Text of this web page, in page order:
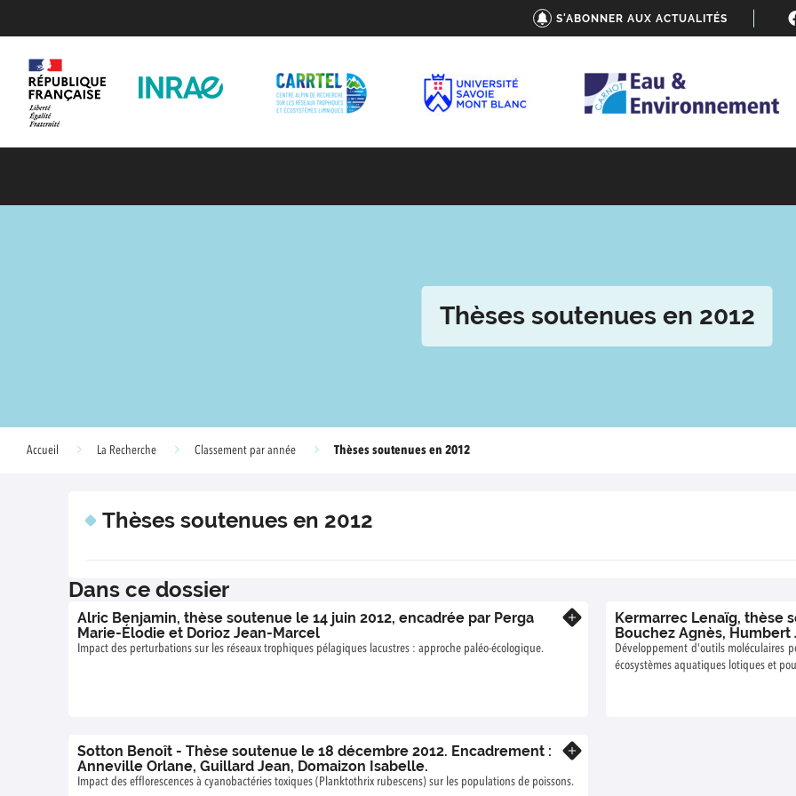
S'ABONNER AUX ACTUALITÉS
Thèses soutenues en 2012
Accueil La Recherche Classement par année Thèses soutenues en 2012
Thèses soutenues en 2012
Dans ce dossier
Alric Benjamin, thèse soutenue le 14 juin 2012, encadrée par Perga
Marie-Élodie et Dorioz Jean-Marcel
Impact des perturbations sur les réseaux trophiques pélagiques lacustres : approche paléo-écologique.
Kermarrec Lenaïg, thèse
Bouchez Agnès, Humbert
Développement d'outils moléculaires
écosystèmes aquatiques lotiques et
Sotton Benoît - Thèse soutenue le 18 décembre 2012. Encadrement :
Anneville Orlane, Guillard Jean, Domaizon Isabelle.
Impact des efflorescences à cyanobactéries toxiques (Planktothrix rubescens) sur les populations de poissons.